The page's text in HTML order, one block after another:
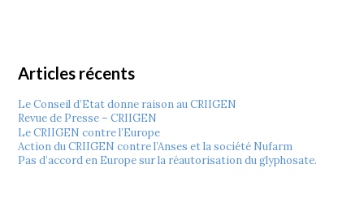
Articles récents
Le Conseil d’Etat donne raison au CRIIGEN
Revue de Presse – CRIIGEN
Le CRIIGEN contre l’Europe
Action du CRIIGEN contre l’Anses et la société Nufarm
Pas d’accord en Europe sur la réautorisation du glyphosate.